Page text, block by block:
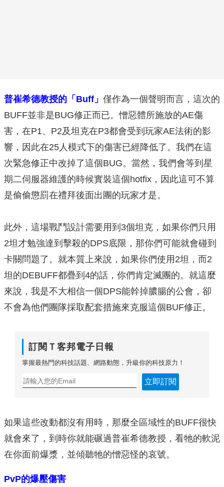
普崔希德教授的「Buff」 僅作為一個聲明而言，這次的
BUFF並非是BUG修正而已。憎惡體所施放的AE傷
害，在P1、P2及坦克在P3都會受到玩家AE法術的影
響，因此在25人模式下的傷害已經降低了。我們在這
次緊急修正中改掉了這個BUG。當然，我們會等到星
期二伺服器維護的時候實裝這個hotfix，因此這可不算
是偷偷懲罰在禮拜後面出團的玩家才是。
此外，這場戰鬥設計需要用到3個坦克，如果你們只用
2坦才勉強達到擊殺的DPS底限，那你們可能就會碰到
卡關問題了。就本質上來說，如果你們使用2坦，而2
坦的DEBUFF都疊到4的話，你們肯定滅團的。就這麼
來說，我是不大相信一個DPS能幹掉膿腸的公會，卻
不會為他們團隊採取配套措施來克服這個BUF修正。
訂閱Ｔ客邦電子日報
掌握最熱門的科技話題、網路動態，升級你的科技原力！
立即訂閱
如果這些改動都沒有用時，那麼全區域性的BUFF很快
就會來了，到時你就能碾過普崔希德教授，看牠的軟泥
在你面前爆漿，並傾聽牠的憎惡怪的哀號。
PvP的爆壓傷害